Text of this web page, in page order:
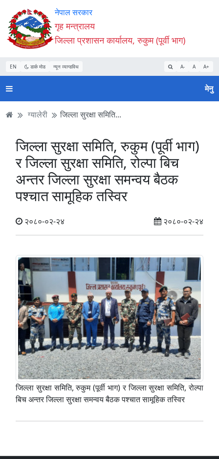
Accessibility
Mode
सुरु
गर्नुहोस्
सामाग्री
पढ्नुहाेस्
नेभिगेसन
पढ्नुहाेस्
वेबसाइट
खोजमा
जानुहोस्
नेपाल सरकार
गृह मन्त्रालय
जिल्ला प्रशासन कार्यालय, रुकुम (पूर्वी भाग)
EN डार्क मोड न्यून व्यान्डविथ A- A A+
मेनु
ग्यालेरी जिल्ला सुरक्षा समिति...
जिल्ला सुरक्षा समिति, रुकुम (पूर्वी भाग)
र जिल्ला सुरक्षा समिति, रोल्पा बिच
अन्तर जिल्ला सुरक्षा समन्वय बैठक
पश्चात सामूहिक तस्विर
२०८०-०२-२४ २०८०-०२-२४
जिल्ला सुरक्षा समिति, रुकुम (पूर्वी भाग) र जिल्ला सुरक्षा समिति, रोल्पा
बिच अन्तर जिल्ला सुरक्षा समन्वय बैठक पश्चात सामूहिक तस्विर